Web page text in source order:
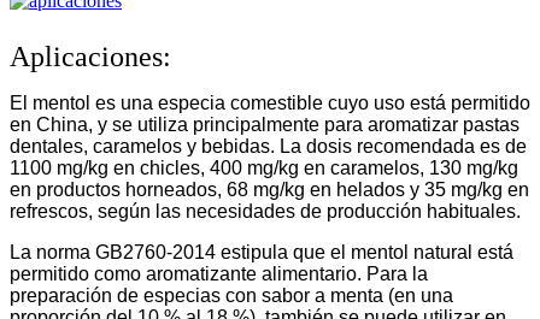
Aplicaciones:
El mentol es una especia comestible cuyo uso está permitido
en China, y se utiliza principalmente para aromatizar pastas
dentales, caramelos y bebidas. La dosis recomendada es de
1100 mg/kg en chicles, 400 mg/kg en caramelos, 130 mg/kg
en productos horneados, 68 mg/kg en helados y 35 mg/kg en
refrescos, según las necesidades de producción habituales.
La norma GB2760-2014 estipula que el mentol natural está
permitido como aromatizante alimentario. Para la
preparación de especias con sabor a menta (en una